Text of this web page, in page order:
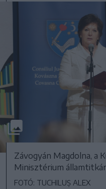
Závogyán Magdolna, a
Minisztérium
FOTÓ: TUCHILUȘ ALEX